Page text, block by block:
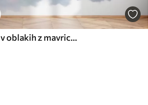
Pastelni enorog v oblakih z mavrico in vrtnicami